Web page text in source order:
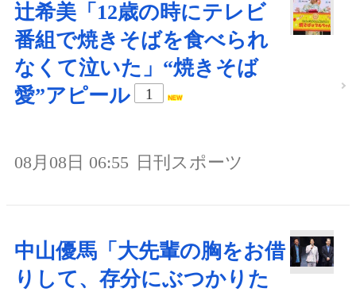
辻希美「12歳の時にテレビ
番組で焼きそばを食べられ
なくて泣いた」“焼きそば
愛”アピール
1
08月08日 06:55 日刊スポーツ
中山優馬「大先輩の胸をお借
りして、存分にぶつかりた